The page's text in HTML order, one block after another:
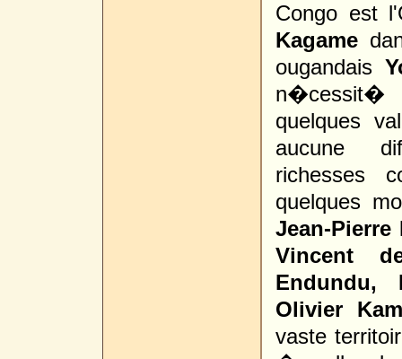
Congo est
Kagame
ougandais
n�cessit�
quelques
aucune
richesses
quelques
Jean-Pierre
Vincent
Endundu,
Olivier
vaste